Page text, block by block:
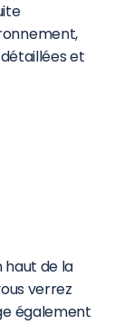
et
haut de la
verrez
également